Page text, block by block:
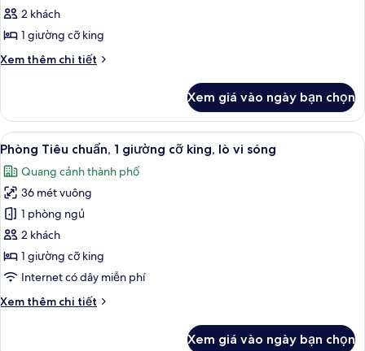
2 khách
1 giường cỡ king
Xem thêm chi tiết
Chi
1
King
Bed,Non-
Smoking,Pet
Friendly
Room,Exterior
Corridor,First
Floor,Coffee
Maker,Hairdryer
Xem giá vào ngày bạn chọn
Xem
tất
cả
ảnh
Phòng
Tiêu
chuẩn,
1
cỡ
Bộ đồ giường kháng dị ứng, bàn,
7
Phòng Tiêu chuẩn, 1 giường cỡ king, lò vi sóng
Quang cảnh thành phố
36 mét vuông
1 phòng ngủ
2 khách
1 giường cỡ king
Internet có dây miễn phí
Xem thêm chi tiết
Chi
Xem giá vào ngày bạn chọn